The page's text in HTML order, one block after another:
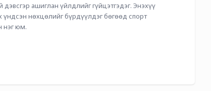
дэвсгэр ашиглан үйлдлийг гүйцэтгэдэг. Энэхүү
үндсэн нөхцөлийг бүрдүүлдэг бөгөөд спорт
нэг юм.